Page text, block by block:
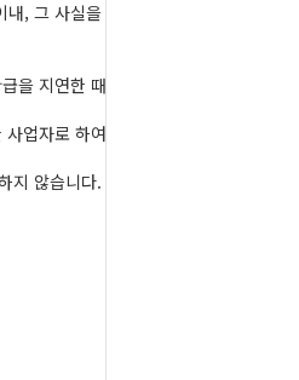
내, 그 사실을
을 지연한 때
업자로 하여
지 않습니다.